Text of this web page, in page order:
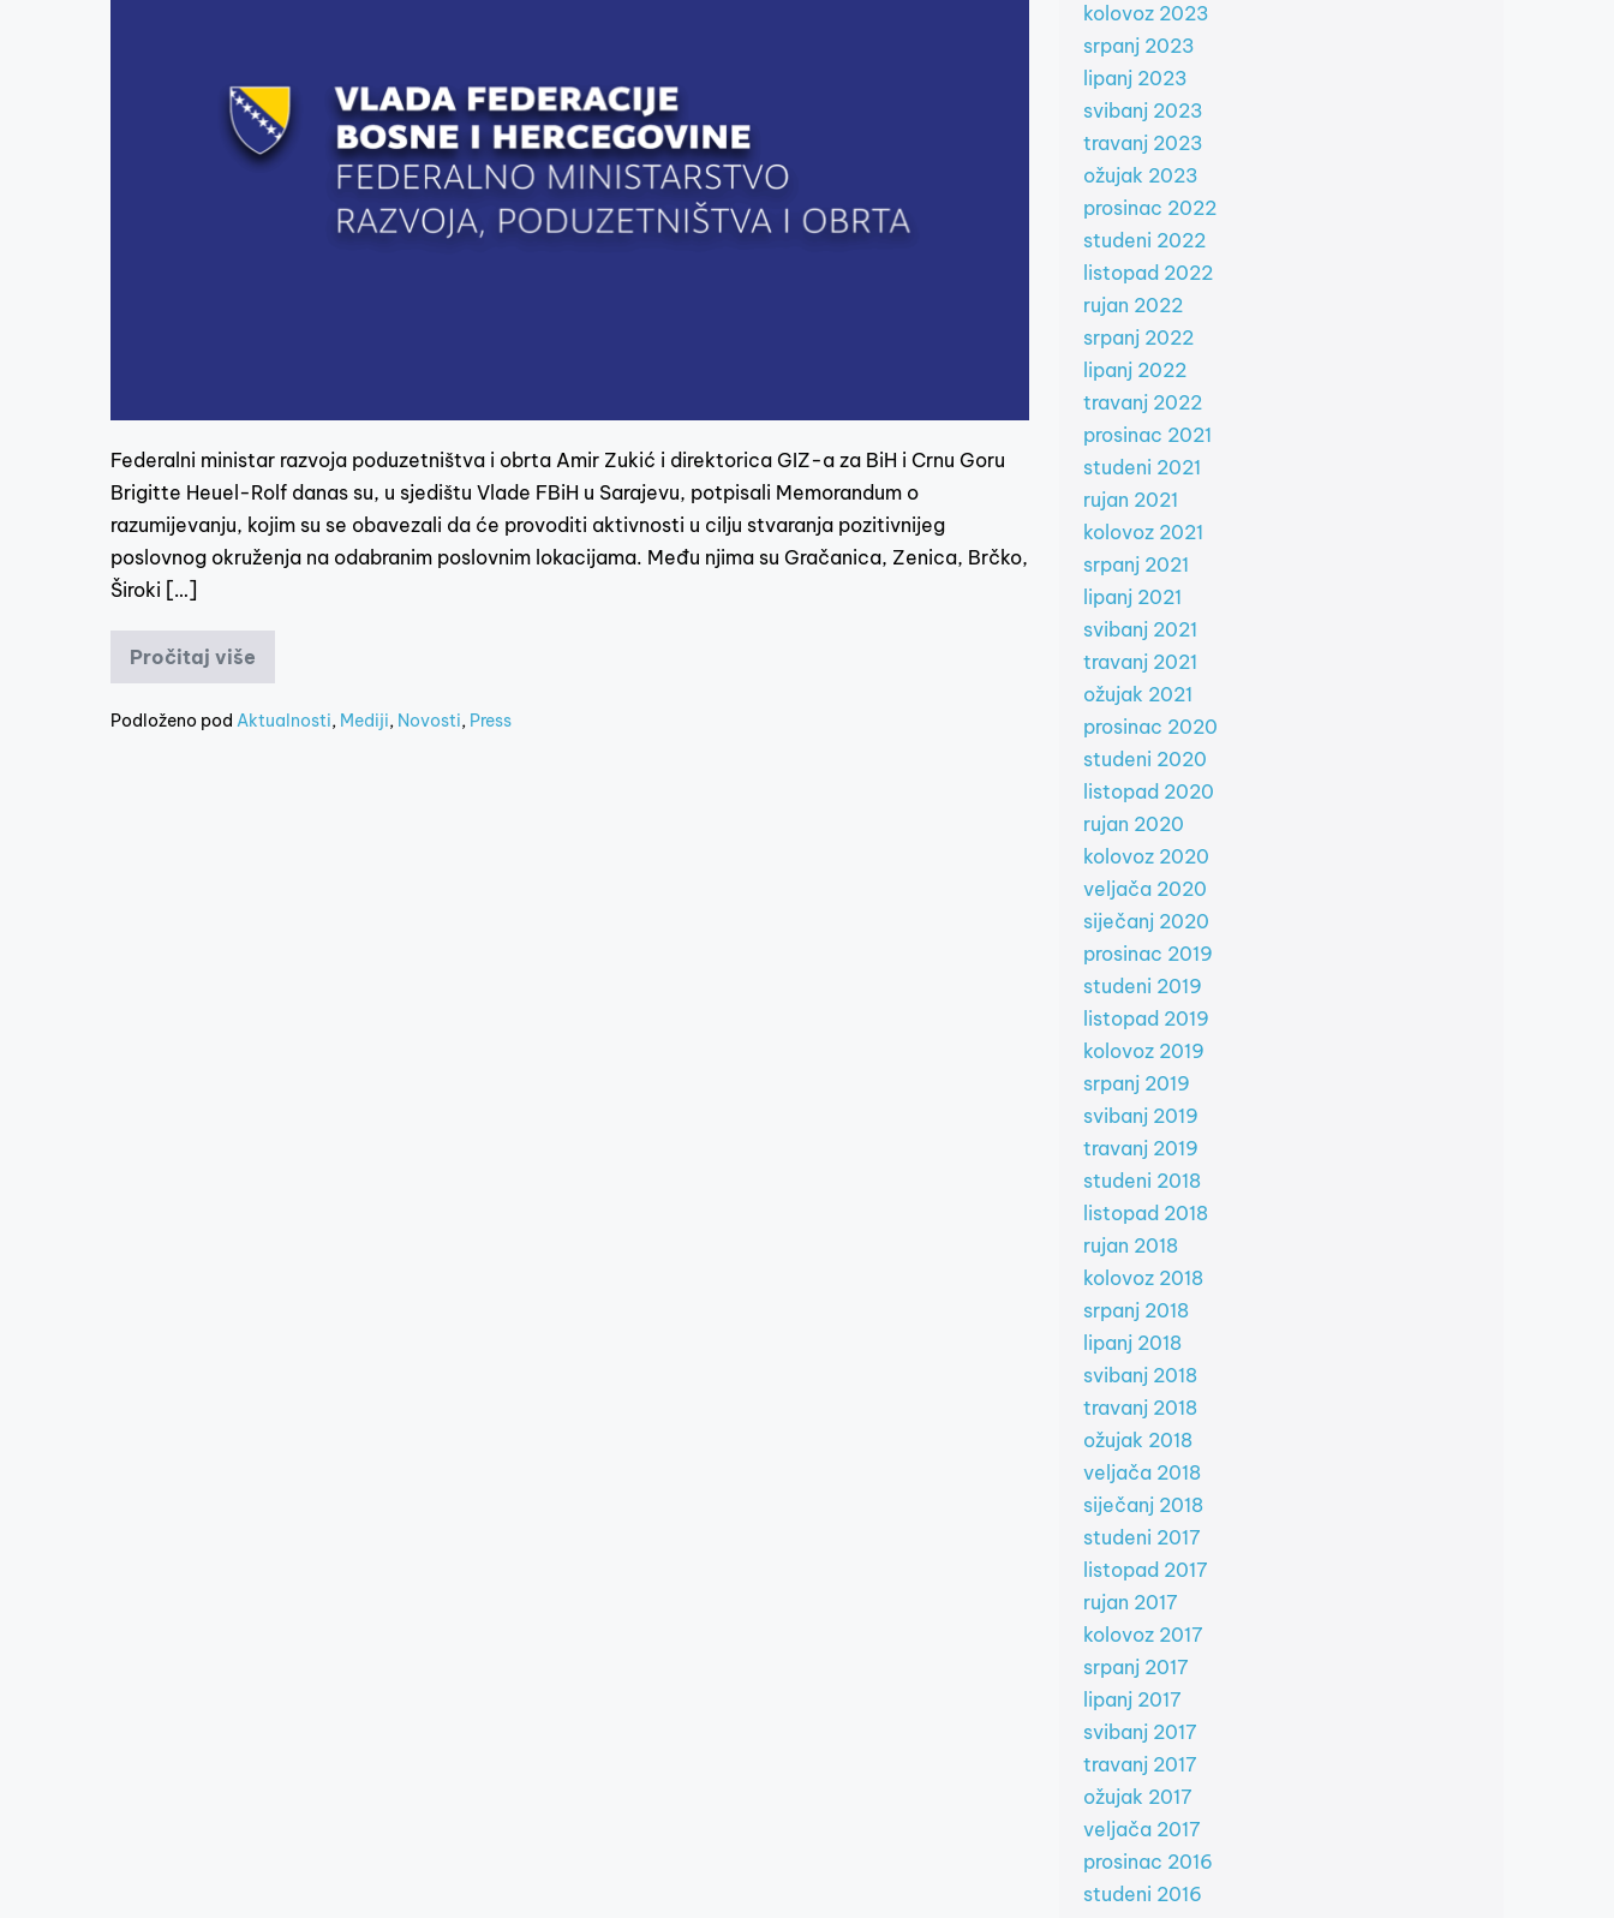
Federalni ministar razvoja poduzetništva i obrta Amir Zukić i direktorica GIZ-a za BiH i Crnu Goru
Brigitte Heuel-Rolf danas su, u sjedištu Vlade FBiH u Sarajevu, potpisali Memorandum o
razumijevanju, kojim su se obavezali da će provoditi aktivnosti u cilju stvaranja pozitivnijeg
poslovnog okruženja na odabranim poslovnim lokacijama. Među njima su Gračanica, Zenica, Brčko,
Široki […]
Pročitaj više
Podloženo pod Aktualnosti, Mediji, Novosti, Press
kolovoz 2023
srpanj 2023
lipanj 2023
svibanj 2023
travanj 2023
ožujak 2023
prosinac 2022
studeni 2022
listopad 2022
rujan 2022
srpanj 2022
lipanj 2022
travanj 2022
prosinac 2021
studeni 2021
rujan 2021
kolovoz 2021
srpanj 2021
lipanj 2021
svibanj 2021
travanj 2021
ožujak 2021
prosinac 2020
studeni 2020
listopad 2020
rujan 2020
kolovoz 2020
veljača 2020
siječanj 2020
prosinac 2019
studeni 2019
listopad 2019
kolovoz 2019
srpanj 2019
svibanj 2019
travanj 2019
studeni 2018
listopad 2018
rujan 2018
kolovoz 2018
srpanj 2018
lipanj 2018
svibanj 2018
travanj 2018
ožujak 2018
veljača 2018
siječanj 2018
studeni 2017
listopad 2017
rujan 2017
kolovoz 2017
srpanj 2017
lipanj 2017
svibanj 2017
travanj 2017
ožujak 2017
veljača 2017
prosinac 2016
studeni 2016